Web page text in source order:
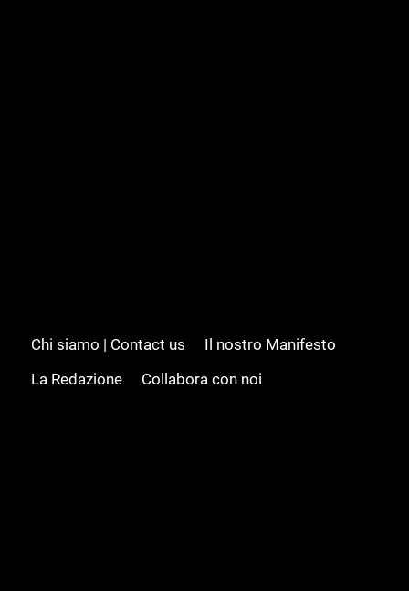
Chi siamo | Contact us
Il nostro Manifesto
La Redazione
Collabora con noi